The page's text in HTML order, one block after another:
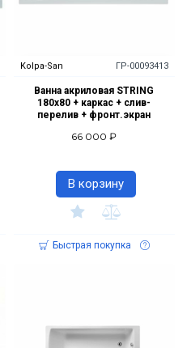
Kolpa-San ГР-00093413
Ванна акриловая STRING
180x80 + каркас + слив-
перелив + фронт.экран
66 000 ₽
В корзину
Быстрая покупка